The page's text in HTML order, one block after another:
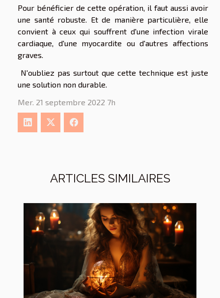
ARTICLES SIMILAIRES
Pour bénéficier de cette opération, il faut aussi avoir
une santé robuste. Et de manière particulière, elle
convient à ceux qui souffrent d'une infection virale
cardiaque, d'une myocardite ou d'autres affections
graves.
N'oubliez pas surtout que cette technique est juste
une solution non durable.
Mer. 21 septembre 2022 7h